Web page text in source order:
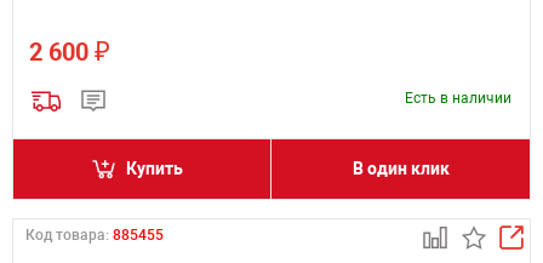
2 600 ₽
Есть в наличии
Купить В один клик
Код товара: 885455